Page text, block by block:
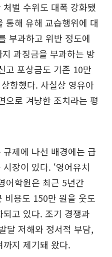
벌 수위도 대폭 강화됐
통해 유해 교습행위에 대
부과하고 위반 정도에
과징금을 부과하는 방
고 포상금도 기존 10만
향했다. 사실상 영유아
으로 겨냥한 조치라는 평
제에 나선 배경에는 급
장이 있다. ‘영어유치
어학원은 최근 5년간
비용도 150만 원을 웃도
고 있다. 조기 경쟁과
달 저해와 정서적 부담,
지 제기돼 왔다.